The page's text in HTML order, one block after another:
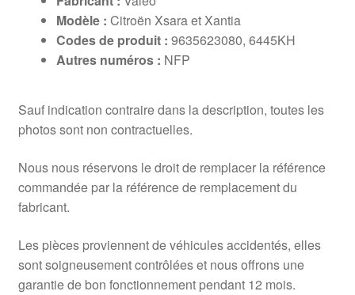
Modèle : Citroën Xsara et Xantia
Codes de produit : 9635623080, 6445KH
Autres numéros : NFP
Sauf indication contraire dans la description, toutes les
photos sont non contractuelles.
Nous nous réservons le droit de remplacer la référence
commandée par la référence de remplacement du
fabricant.
Les pièces proviennent de véhicules accidentés, elles
sont soigneusement contrôlées et nous offrons une
garantie de bon fonctionnement pendant 12 mois.